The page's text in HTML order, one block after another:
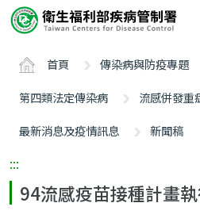
要
ALT+C
首頁 傳染病與防疫專題
第四類法定傳染病
流感併發重
最新消息及疫情訊息
新聞稿
:::
94流感疫苗接種計畫